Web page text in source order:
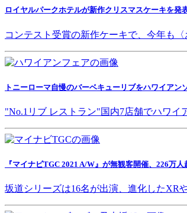
ロイヤルパークホテルが新作クリスマスケーキを発
コンテスト受賞の新作ケーキで、今年も
トニーローマ自慢のバーベキューリブをハワイアン
"No.1リブ レストラン"国内7店舗でハワイ
『マイナビTGC 2021 A/W』が無観客開催、226万人
坂道シリーズは16名が出演、進化したXR